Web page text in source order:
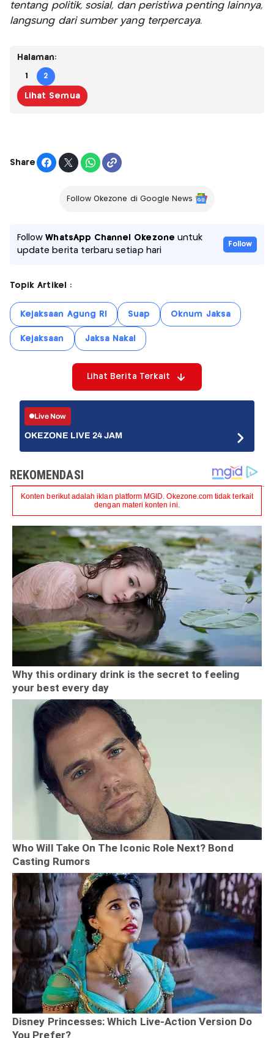
tentang politik, sosial, dan peristiwa penting lainnya,
langsung dari sumber yang terpercaya.
Halaman:
1 2
Lihat Semua
Share
Follow Okezone di Google News
FollowWhatsApp Channel Okezone untuk
update berita terbaru setiap hari
Follow
Topik Artikel :
Kejaksaan Agung RI Suap Oknum Jaksa
Kejaksaan Jaksa Nakal
Lihat Berita Terkait
Live Now
OKEZONE LIVE 24 JAM